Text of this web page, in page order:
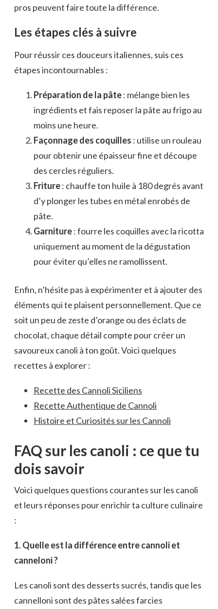
pros peuvent faire toute la différence.
Les étapes clés à suivre
Pour réussir ces douceurs italiennes, suis ces
étapes incontournables :
Préparation de la pâte: mélange bien les
ingrédients et fais reposer la pâte au frigo au
moins une heure.
Façonnage des coquilles : utilise un rouleau
pour obtenir une épaisseur fine et découpe
des cercles réguliers.
Friture: chauffe ton huile à 180 degrés avant
d’y plonger les tubes en métal enrobés de
pâte.
Garniture: fourre les coquilles avec la ricotta
uniquement au moment de la dégustation
pour éviter qu’elles ne ramollissent.
Enfin, n’hésite pas à expérimenter et à ajouter des
éléments qui te plaisent personnellement. Que ce
soit un peu de zeste d’orange ou des éclats de
chocolat, chaque détail compte pour créer un
savoureux canoli à ton goût. Voici quelques
recettes à explorer :
Recette des Cannoli Siciliens
Recette Authentique de Cannoli
Histoire et Curiosités sur les Cannoli
FAQ sur les canoli : ce que tu
dois savoir
Voici quelques questions courantes sur les canoli
et leurs réponses pour enrichir ta culture culinaire
:
1. Quelle est la différence entre cannoli et
canneloni ?
Les canoli sont des desserts sucrés, tandis que les
cannelloni sont des pâtes salées farcies